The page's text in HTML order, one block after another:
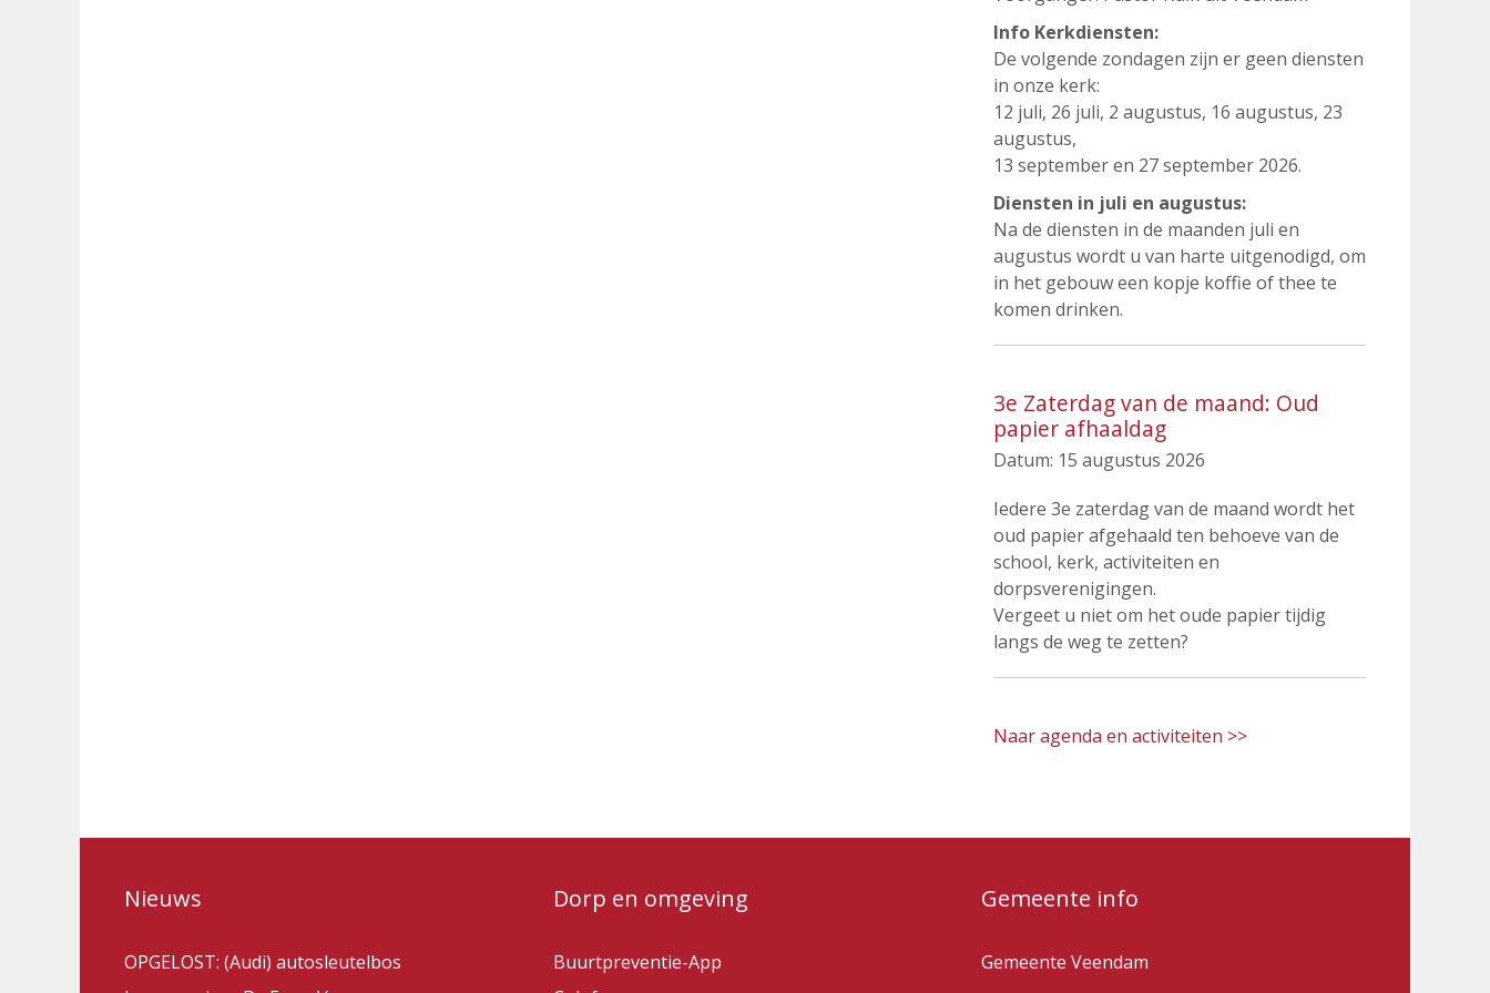
Info Kerkdiensten:
De volgende zondagen zijn er geen diensten
in onze kerk:
12 juli, 26 juli, 2 augustus, 16 augustus, 23
augustus,
13 september en 27 september 2026.
Diensten in juli en augustus:
Na de diensten in de maanden juli en
augustus wordt u van harte uitgenodigd, om
in het gebouw een kopje koffie of thee te
komen drinken.
3e Zaterdag van de maand: Oud
papier afhaaldag
Datum: 15 augustus 2026
Iedere 3e zaterdag van de maand wordt het
oud papier afgehaald ten behoeve van de
school, kerk, activiteiten en
dorpsverenigingen.
Vergeet u niet om het oude papier tijdig
langs de weg te zetten?
Naar agenda en activiteiten >>
Nieuws
OPGELOST: (Audi) autosleutelbos
Dorp en omgeving
Buurtpreventie-App
Gemeente info
Gemeente Veendam